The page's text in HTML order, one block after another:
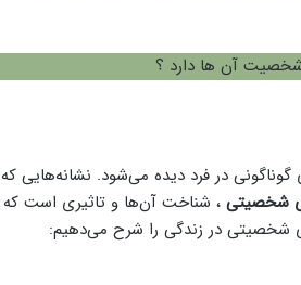
شخصیت آن ها دارد ؟
در فرد دیده می‌شود. نشانه‌هایی که
شخصیتی ، شناخت آن‌ها و تاثیری است که